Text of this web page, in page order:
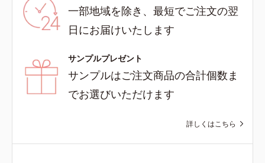
一部地域を除き、最短でご注文の翌
日にお届けいたします
サンプルプレゼント
サンプルはご注文商品の合計個数ま
でお選びいただけます
詳しくはこちら